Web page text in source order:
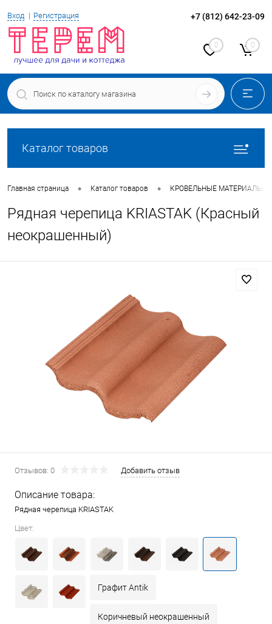
Вход Регистрация +7 (812) 642-23-09
0 0
Каталог товаров
Главная страница • Каталог товаров • КРОВЕЛЬНЫЕ МАТЕРИАЛЫ
Рядная черепица KRIASTAK (Красный
неокрашенный)
Отзывов: 0 Добавить отзыв
Описание товара:
Рядная черепица KRIASTAK
Цвет:
Графит Antik
Коричневый неокрашенный